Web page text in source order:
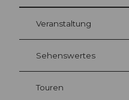
Veranstaltung
Sehenswertes
Touren